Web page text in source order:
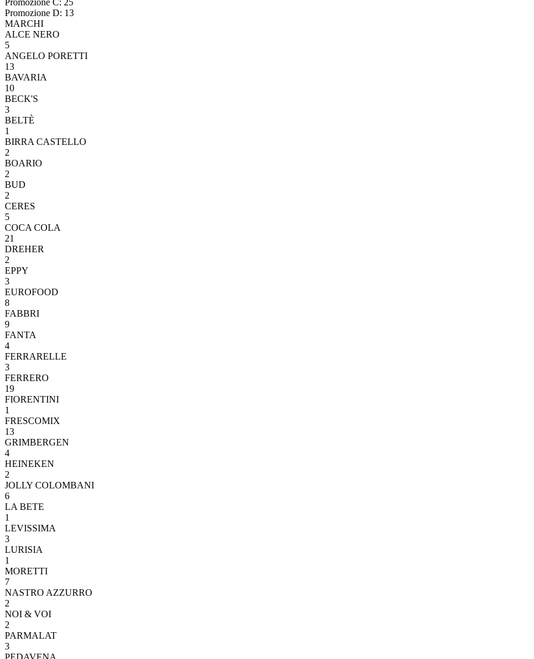
Promozione C: 25
Promozione D: 13
MARCHI
ALCE NERO
5
ANGELO PORETTI
13
BAVARIA
10
BECK'S
3
BELTÈ
1
BIRRA CASTELLO
2
BOARIO
2
BUD
2
CERES
5
COCA COLA
21
DREHER
2
EPPY
3
EUROFOOD
8
FABBRI
9
FANTA
4
FERRARELLE
3
FERRERO
19
FIORENTINI
1
FRESCOMIX
13
GRIMBERGEN
4
HEINEKEN
2
JOLLY COLOMBANI
6
LA BETE
1
LEVISSIMA
3
LURISIA
1
MORETTI
7
NASTRO AZZURRO
2
NOI & VOI
2
PARMALAT
3
PEDAVENA